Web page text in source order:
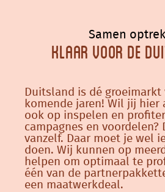
Samen
Klaar voor de
Duitsland is dé groeimarkt
komende jaren! Wil jij hier
ook op inspelen en
campagnes en voordelen?
vanzelf. Daar moet je wel
doen. Wij kunnen op
helpen om optimaal te
één van de
een maatwerkdeal.